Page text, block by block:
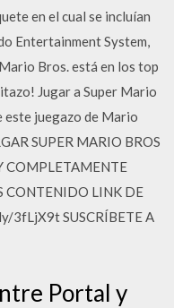
en el cual se incluían
Entertainment System,
Bros. está en los top
Jugar a Super Mario
este juegazo de Mario
SUPER MARIO BROS
COMPLETAMENTE
CONTENIDO LINK DE
3fLjX9t SUSCRÍBETE A
Portal y